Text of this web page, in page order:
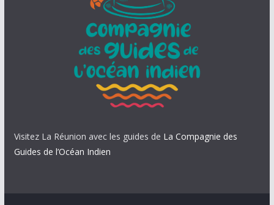
Visitez La Réunion avec les guides de La Compagnie des
Guides de l’Océan Indien